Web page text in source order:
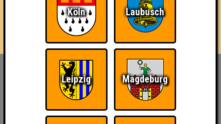
Inhaber & Geschäftsführer:
Georg Martin // Quizlabor
Sandower Straße 56
info@quizlabor.de
Köln Laubusch
Leipzig Magdeburg